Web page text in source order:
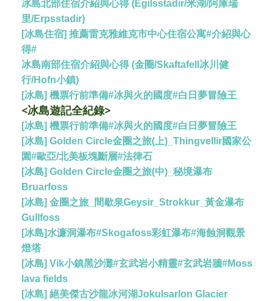
冰島北部住宿介紹與心得 (Egilsstadir/米湖/阿庫瑞
里/Erpsstadir)
[冰島住宿] 推薦雷克雅維克市中心住宿公寓#介紹與心
得#
冰島南部住宿介紹與心得 (金圈/Skaftafell冰川健
行/Hofn小鎮)
[冰島] 機票行前準備#冰與火的國度#白日夢冒險王
<冰島遊記全紀錄>
[冰島] 機票行前準備#冰與火的國度#白日夢冒險王
[冰島] Golden Circle金圈之旅(上)_Thingvellir國家公
園#歐亞/北美板塊斷層#法律石
[冰島] Golden Circle金圈之旅(中)_秘境瀑布
Bruarfoss
[冰島] 金圈之旅_間歇泉Geysir_Strokkur_黃金瀑布
Gullfoss
[冰島]水濂洞瀑布#Skogafoss彩虹瀑布#海蝕洞觀景
燈塔
[冰島] Vik小鎮黑沙灘#玄武岩小精靈#玄武岩牆#Moss
lava fields
[冰島] 絕美傑古沙龍冰河湖Jokulsarlon Glacier